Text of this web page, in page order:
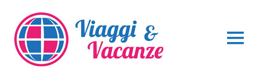
contenuto
MENU